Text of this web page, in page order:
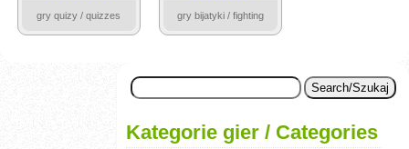
gry quizy / quizzes gry bijatyki / fighting
Kategorie gier / Categories